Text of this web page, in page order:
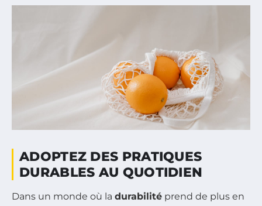
ADOPTEZ DES PRATIQUES
DURABLES AU QUOTIDIEN
Dans un monde où la durabilité prend de plus en